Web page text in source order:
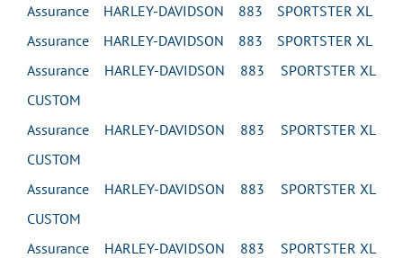
Assurance HARLEY-DAVIDSON 883 SPORTSTER XL
Assurance HARLEY-DAVIDSON 883 SPORTSTER XL
Assurance HARLEY-DAVIDSON 883 SPORTSTER XL
CUSTOM
Assurance HARLEY-DAVIDSON 883 SPORTSTER XL
CUSTOM
Assurance HARLEY-DAVIDSON 883 SPORTSTER XL
CUSTOM
Assurance HARLEY-DAVIDSON 883 SPORTSTER XL